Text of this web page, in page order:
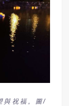
與祝福。圖/